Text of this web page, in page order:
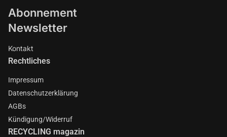
Abonnement
Newsletter
Kontakt
Rechtliches
Impressum
Datenschutzerklärung
AGBs
Kündigung/Widerruf
RECYCLING magazin